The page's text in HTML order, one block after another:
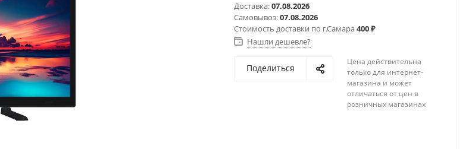
Доставка:07.08.2026
Самовывоз:07.08.2026
Стоимость доставки по г.Самара400 ₽
Нашли дешевле?
Поделиться
Цена действительна
только для интернет-
магазина и может
отличаться от цен в
розничных магазинах